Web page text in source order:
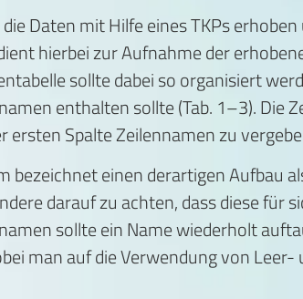
Daten mit Hilfe eines TKPs
hierbei zur Aufnahme der
sollte dabei so organisiert
enthalten sollte (Tab. 1–3). Die
ersten Spalte Zeilennamen zu
bezeichnet einen derartigen Aufbau
darauf zu achten, dass diese für
sollte ein Name wiederholt
man auf die Verwendung von